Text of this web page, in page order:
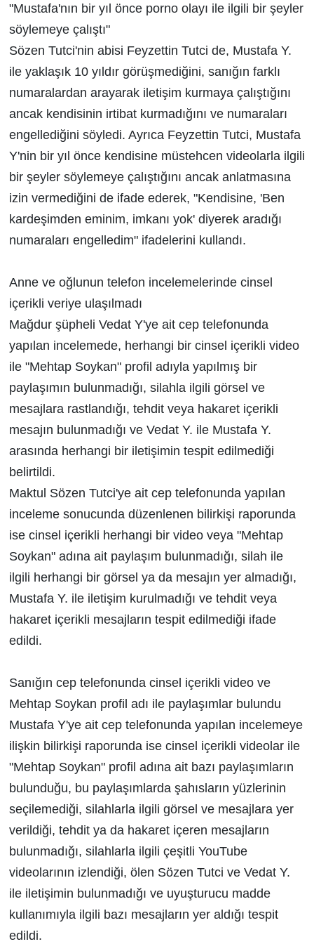
"Mustafa'nın bir yıl önce porno olayı ile ilgili bir şeyler
söylemeye çalıştı"
Sözen Tutci'nin abisi Feyzettin Tutci de, Mustafa Y.
ile yaklaşık 10 yıldır görüşmediğini, sanığın farklı
numaralardan arayarak iletişim kurmaya çalıştığını
ancak kendisinin irtibat kurmadığını ve numaraları
engellediğini söyledi. Ayrıca Feyzettin Tutci, Mustafa
Y'nin bir yıl önce kendisine müstehcen videolarla ilgili
bir şeyler söylemeye çalıştığını ancak anlatmasına
izin vermediğini de ifade ederek, "Kendisine, 'Ben
kardeşimden eminim, imkanı yok' diyerek aradığı
numaraları engelledim" ifadelerini kullandı.
Anne ve oğlunun telefon incelemelerinde cinsel
içerikli veriye ulaşılmadı
Mağdur şüpheli Vedat Y'ye ait cep telefonunda
yapılan incelemede, herhangi bir cinsel içerikli video
ile "Mehtap Soykan" profil adıyla yapılmış bir
paylaşımın bulunmadığı, silahla ilgili görsel ve
mesajlara rastlandığı, tehdit veya hakaret içerikli
mesajın bulunmadığı ve Vedat Y. ile Mustafa Y.
arasında herhangi bir iletişimin tespit edilmediği
belirtildi.
Maktul Sözen Tutci'ye ait cep telefonunda yapılan
inceleme sonucunda düzenlenen bilirkişi raporunda
ise cinsel içerikli herhangi bir video veya "Mehtap
Soykan" adına ait paylaşım bulunmadığı, silah ile
ilgili herhangi bir görsel ya da mesajın yer almadığı,
Mustafa Y. ile iletişim kurulmadığı ve tehdit veya
hakaret içerikli mesajların tespit edilmediği ifade
edildi.
Sanığın cep telefonunda cinsel içerikli video ve
Mehtap Soykan profil adı ile paylaşımlar bulundu
Mustafa Y'ye ait cep telefonunda yapılan incelemeye
ilişkin bilirkişi raporunda ise cinsel içerikli videolar ile
"Mehtap Soykan" profil adına ait bazı paylaşımların
bulunduğu, bu paylaşımlarda şahısların yüzlerinin
seçilemediği, silahlarla ilgili görsel ve mesajlara yer
verildiği, tehdit ya da hakaret içeren mesajların
bulunmadığı, silahlarla ilgili çeşitli YouTube
videolarının izlendiği, ölen Sözen Tutci ve Vedat Y.
ile iletişimin bulunmadığı ve uyuşturucu madde
kullanımıyla ilgili bazı mesajların yer aldığı tespit
edildi.